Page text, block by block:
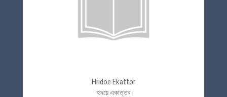
Hridoe Ekattor
হৃদয়ে একাত্তর